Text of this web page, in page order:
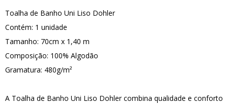
Toalha de Banho Uni Liso Dohler
Contém: 1 unidade
Tamanho: 70cm x 1,40 m
Composição: 100% Algodão
Gramatura: 480g/m²
A Toalha de Banho Uni Liso Dohler combina qualidade e conforto